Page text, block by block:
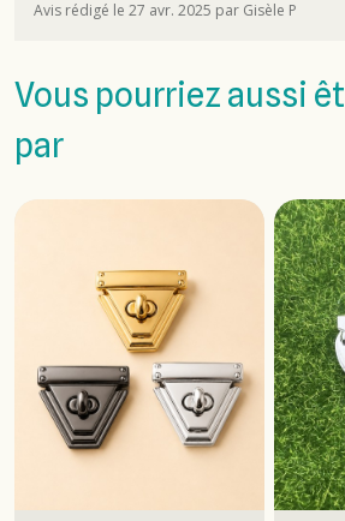
Avis rédigé le 27 avr. 2025 par Gisèle P
Vous pourriez aussi
par